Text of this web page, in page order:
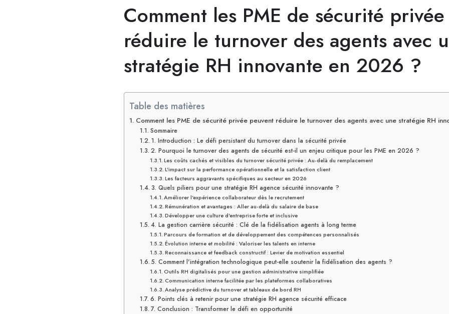
Comment les PME de sécurité
réduire le turnover des agents avec
stratégie RH innovante en 2026 ?
Table des matières
Comment les PME de sécurité privée peuvent réduire le turnover des agents avec une stratégie RH
Sommaire
1. Introduction : Le défi persistant du turnover dans la sécurité privée
2. Pourquoi le turnover des agents de sécurité est-il un enjeu critique pour les PME en 2026 ?
Les coûts cachés et visibles du turnover sécurité privée : Au-delà du remplacement
L'impact sur la performance opérationnelle et la satisfaction client
Les facteurs aggravants spécifiques au secteur en 2026
3. Quels piliers pour une stratégie RH agence sécurité innovante ?
Améliorer l'expérience collaborateur dès le recrutement
Rémunération et avantages : Aller au-delà du salaire de base
Développer une culture d'entreprise forte et inclusive
4. La gestion carrière sécurité : Clé de la fidélisation agents à long terme
Parcours de formation et de développement des compétences personnalisés
Évolution interne et mobilité : Valoriser les talents en interne
Reconnaissance et feedback constructif : Levier de motivation essentiel
5. Comment l'intégration technologique peut-elle soutenir la fidélisation des agents ?
Outils RH digitalisés pour une gestion administrative simplifiée
Communication interne facilitée par les plateformes collaboratives
Analyse prédictive du turnover et tableaux de bord RH
6. Points clés à retenir pour une stratégie RH agence sécurité efficace
7. Conclusion : Transformer le défi en opportunité